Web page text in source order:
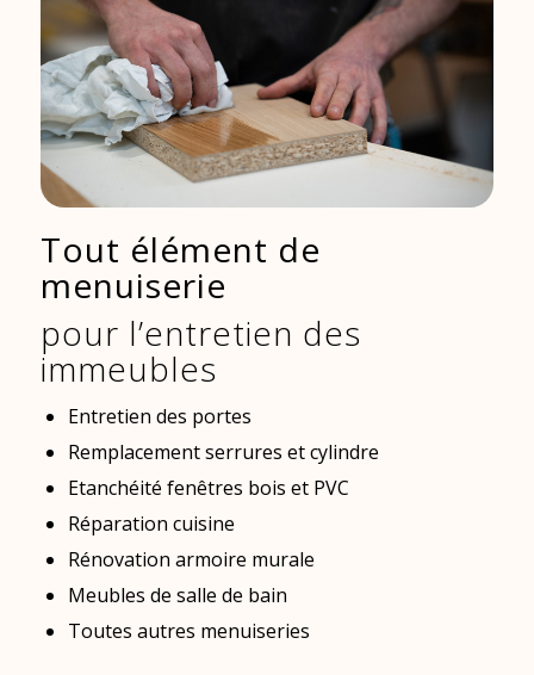
Tout élément de
menuiserie
pour l’entretien des
immeubles
Entretien des portes
Remplacement serrures et cylindre
Etanchéité fenêtres bois et PVC
Réparation cuisine
Rénovation armoire murale
Meubles de salle de bain
Toutes autres menuiseries